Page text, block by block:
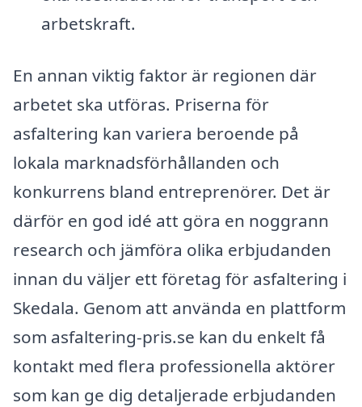
arbetskraft.
En annan viktig faktor är regionen där
arbetet ska utföras. Priserna för
asfaltering kan variera beroende på
lokala marknadsförhållanden och
konkurrens bland entreprenörer. Det är
därför en god idé att göra en noggrann
research och jämföra olika erbjudanden
innan du väljer ett företag för asfaltering i
Skedala. Genom att använda en plattform
som asfaltering-pris.se kan du enkelt få
kontakt med flera professionella aktörer
som kan ge dig detaljerade erbjudanden